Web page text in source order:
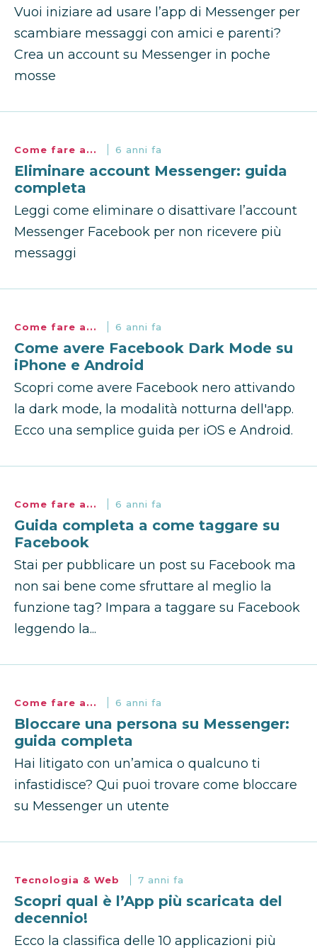
Vuoi iniziare ad usare l’app di Messenger per
scambiare messaggi con amici e parenti?
Crea un account su Messenger in poche
mosse
Come fare a... 6 anni fa
Eliminare account Messenger: guida
completa
Leggi come eliminare o disattivare l’account
Messenger Facebook per non ricevere più
messaggi
Come fare a... 6 anni fa
Come avere Facebook Dark Mode su
iPhone e Android
Scopri come avere Facebook nero attivando
la dark mode, la modalità notturna dell'app.
Ecco una semplice guida per iOS e Android.
Come fare a... 6 anni fa
Guida completa a come taggare su
Facebook
Stai per pubblicare un post su Facebook ma
non sai bene come sfruttare al meglio la
funzione tag? Impara a taggare su Facebook
leggendo la...
Come fare a... 6 anni fa
Bloccare una persona su Messenger:
guida completa
Hai litigato con un’amica o qualcuno ti
infastidisce? Qui puoi trovare come bloccare
su Messenger un utente
Tecnologia & Web 7 anni fa
Scopri qual è l’App più scaricata del
decennio!
Ecco la classifica delle 10 applicazioni più